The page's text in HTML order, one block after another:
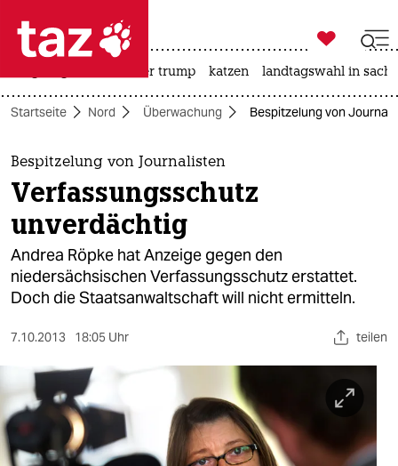
 taz zahl ich
taz zahl ich
themen
politik
öko
gesellschaft
sport
berlin
nord

taz zahl ich
usa unter trump katzen landtagswahl in
Startseite Nord Überwachung Bespitzelung von
Bespitzelung von Journalisten
Verfassungsschutz
unverdächtig
Andrea Röpke hat Anzeige gegen den
niedersächsischen Verfassungsschutz erstattet.
Doch die Staatsanwaltschaft will nicht ermitteln.
7.10.2013 18:05 Uhr teilen